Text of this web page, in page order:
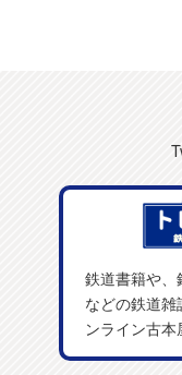
鉄道書籍や
などの鉄道
ンライン古本